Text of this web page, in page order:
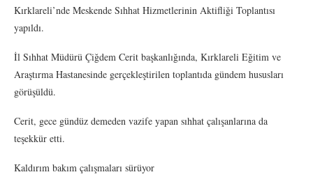
Kırklareli’nde Meskende Sıhhat Hizmetlerinin Aktifliği Toplantısı
yapıldı.
İl Sıhhat Müdürü Çiğdem Cerit başkanlığında, Kırklareli Eğitim ve
Araştırma Hastanesinde gerçekleştirilen toplantıda gündem hususları
görüşüldü.
Cerit, gece gündüz demeden vazife yapan sıhhat çalışanlarına da
teşekkür etti.
Kaldırım bakım çalışmaları sürüyor